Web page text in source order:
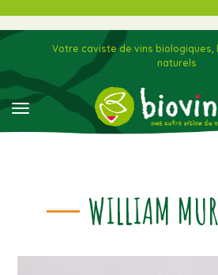
toggle navigation
Votre caviste de vins biologiques,
naturels
WILLIAM